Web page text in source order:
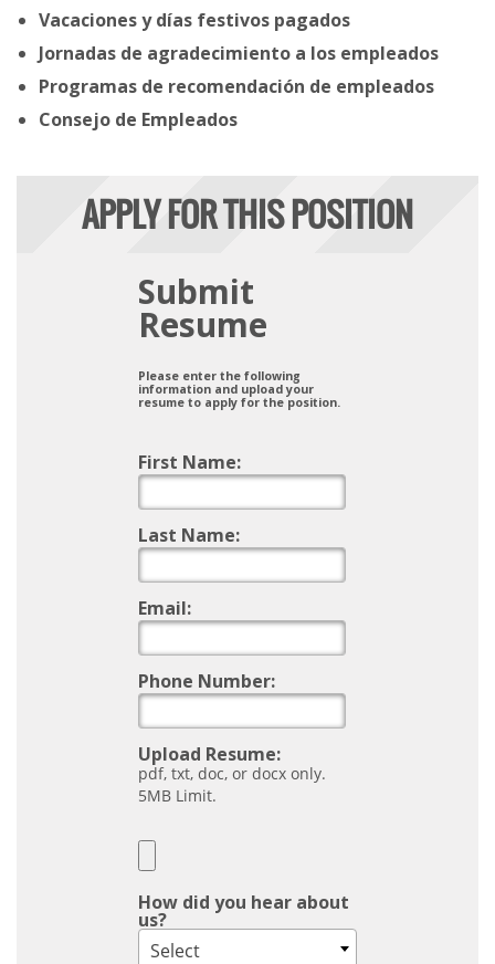
Vacaciones y días festivos pagados
Jornadas de agradecimiento a los empleados
Programas de recomendación de empleados
Consejo de Empleados
APPLY FOR THIS POSITION
Submit
Resume
Please enter the following
information and upload your
resume to apply for the position.
First Name:
Last Name:
Email:
Phone Number:
Upload Resume:
pdf, txt, doc, or docx only.
5MB Limit.
How did you hear about
us?
Select